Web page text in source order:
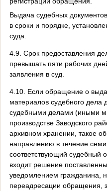
Выдача судебных
в сроки и порядке,
суда.
4.9. Срок предоставления
превышать пяти рабочих
заявления в суд.
4.10. Если обращение о
материалов судебного дела
судебными делами (иными
производстве Заводского
архивном хранении, такое
направлению в течение
соответствующий судебный
входит решение
уведомлением гражданина,
переадресации обращения,